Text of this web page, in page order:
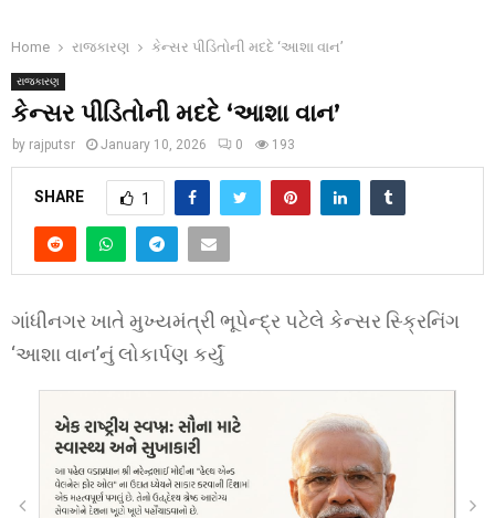
Home રાજકારણ કેન્સર પીડિતોની મદદે ‘આશા વાન’
રાજકારણ
કેન્સર પીડિતોની મદદે ‘આશા વાન’
by rajputsr January 10, 2026 0 193
SHARE 1
ગાંધીનગર ખાતે મુખ્યમંત્રી ભૂપેન્દ્ર પટેલે કેન્સર સ્ક્રિનિંગ
‘આશા વાન’નું લોકાર્પણ કર્યું